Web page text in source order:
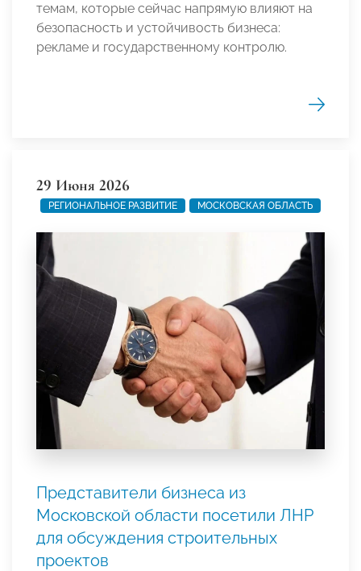
темам, которые сейчас напрямую влияют на
безопасность и устойчивость бизнеса:
рекламе и государственному контролю.
29 Июня 2026
РЕГИОНАЛЬНОЕ РАЗВИТИЕ МОСКОВСКАЯ ОБЛАСТЬ
Представители бизнеса из
Московской области посетили ЛНР
для обсуждения строительных
проектов